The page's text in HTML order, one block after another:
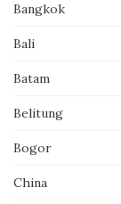
Bangkok
Bali
Batam
Belitung
Bogor
China